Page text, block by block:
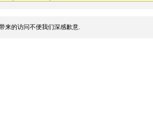
来的访问不便我们深感歉意.